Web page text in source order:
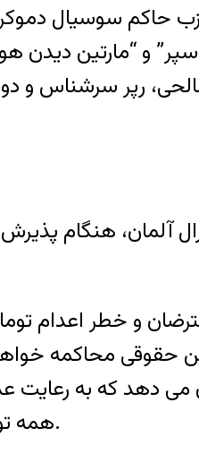
حاکم سوسیال
و “مارتین دیدن
رپر سرشناس و
آلمان، هنگام
و خطر اعدام
حقوقی محاکمه
که به رعایت
همه توان خود را برای نجات جان توماج به کار خواهد گرفت.